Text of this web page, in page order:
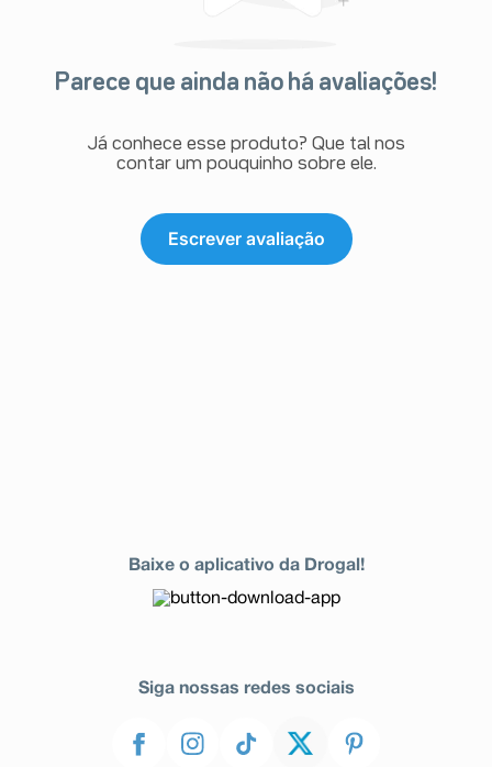
Parece que ainda não há avaliações!
Já conhece esse produto? Que tal nos
contar um pouquinho sobre ele.
Escrever avaliação
Baixe o aplicativo da Drogal!
Siga nossas redes sociais